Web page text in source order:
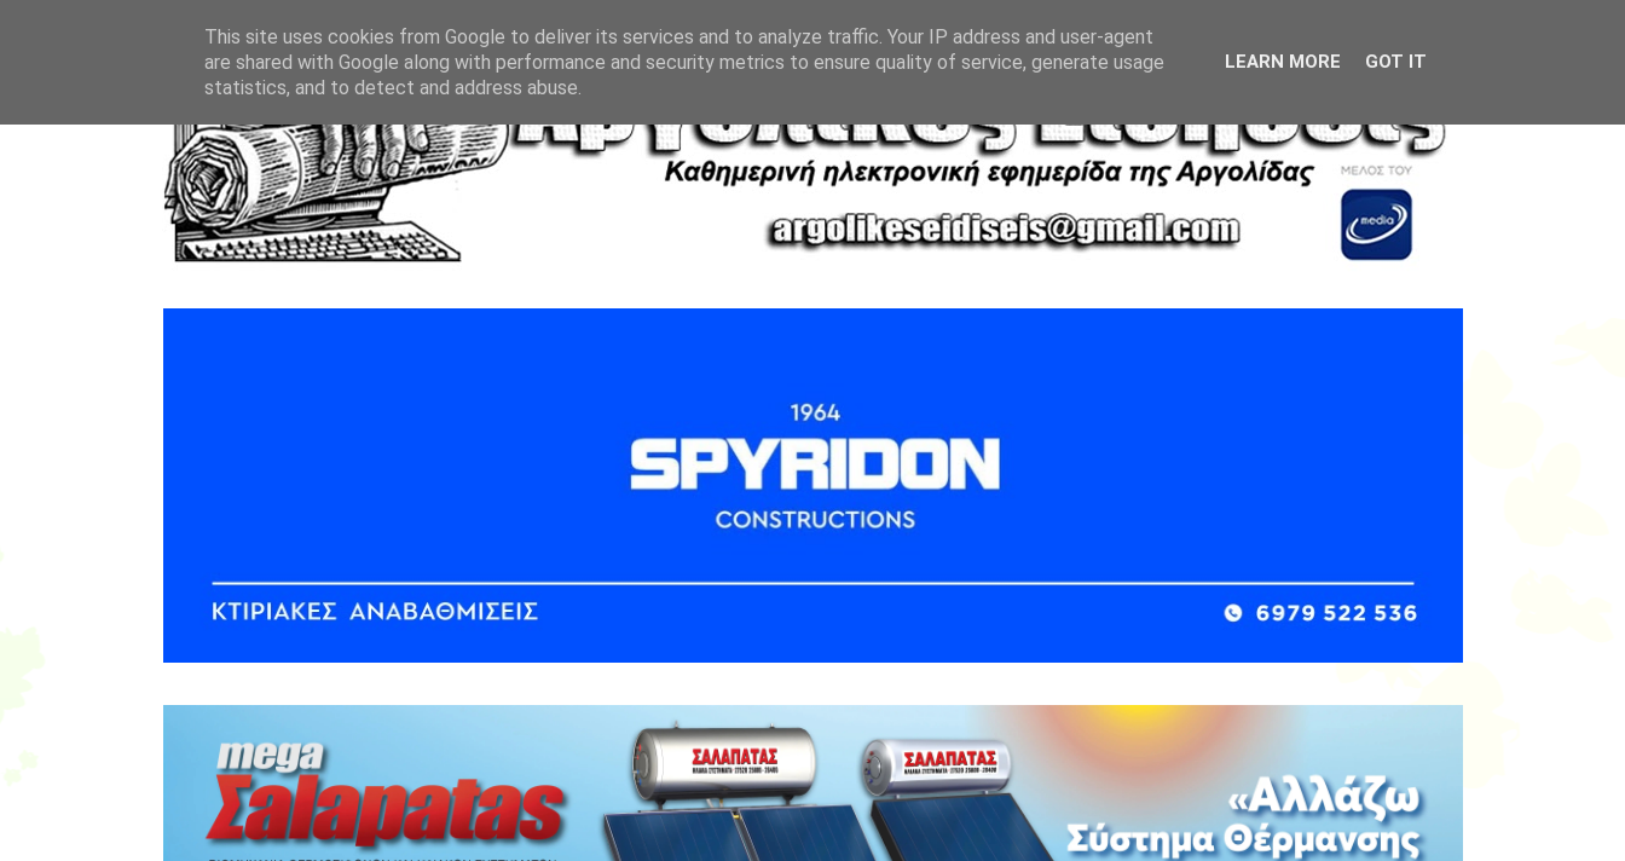
This site uses cookies from Google to deliver its services and to analyze traffic. Your IP address and user-agent
are shared with Google along with performance and security metrics to ensure quality of service, generate usage
statistics, and to detect and address abuse.
LEARN MORE GOT IT